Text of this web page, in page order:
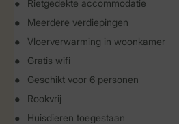
Rietgedekte accommodatie
Meerdere verdiepingen
Vloerverwarming in woonkamer
Gratis wifi
Geschikt voor 6 personen
Rookvrij
Huisdieren toegestaan